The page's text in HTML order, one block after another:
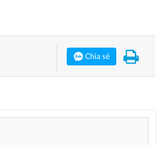
Chia sẻ